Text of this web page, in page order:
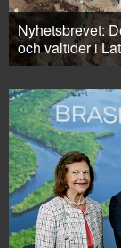
Nyhetsbrevet:
och valtider i